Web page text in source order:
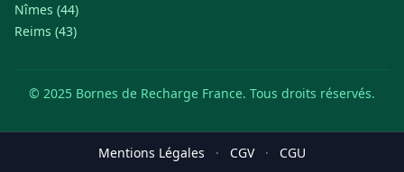
Nîmes (44)
Reims (43)
© 2025 Bornes de Recharge France. Tous droits réservés.
Mentions Légales · CGV · CGU